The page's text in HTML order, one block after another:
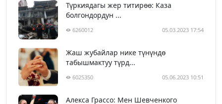
Түркиядагы жер титирөө: Каза
болгондордун ...
6260012 05.03.2023 17:54
Жаш жубайлар нике түнүндө
табышмактуу түрд...
6025350 05.06.2023 10:51
Алекса Грассо: Мен Шевченкого